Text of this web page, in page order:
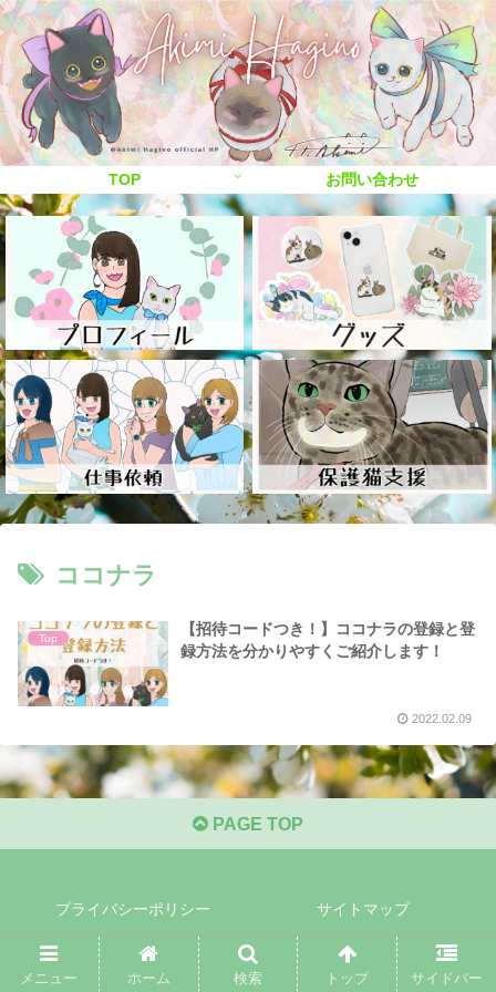
TOP お問い合わせ
ココナラ
Top
【招待コードつき！】ココナラの登録と登
録方法を分かりやすくご紹介します！
2022.02.09
PAGE TOP
プライバシーポリシー サイトマップ
Copyright © 2020-2026 Akimi Hagino All Rights Reserved.
メニュー ホーム 検索 トップ サイドバー